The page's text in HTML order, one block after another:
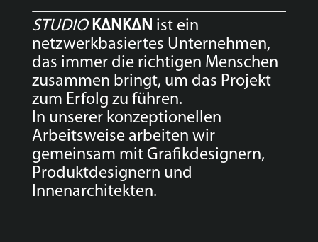
STUDIO K∆NK∆N ist ein
netzwerkbasiertes Unternehmen,
das immer die richtigen Menschen
zusammen bringt, um das Projekt
zum Erfolg zu führen.
In unserer konzeptionellen
Arbeitsweise arbeiten wir
gemeinsam mit Grafikdesignern,
Produktdesignern und
Innenarchitekten.